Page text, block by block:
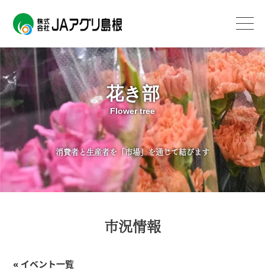
花き部
Flower tree
消費者と生産者を「市場」を通じて結びます
市況情報
« イベント一覧